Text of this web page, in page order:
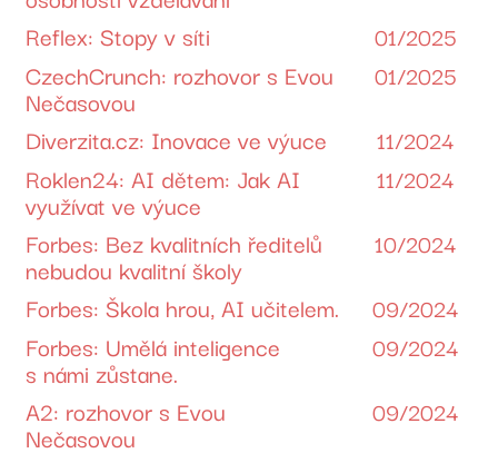
Reflex: Stopy v síti 01/2025
CzechCrunch: rozhovor s Evou
Nečasovou
01/2025
Diverzita.cz: Inovace ve výuce 11/2024
Roklen24: AI dětem: Jak AI
využívat ve výuce
11/2024
Forbes: Bez kvalitních ředitelů
nebudou kvalitní školy
10/2024
Forbes: Škola hrou, AI učitelem. 09/2024
Forbes: Umělá inteligence
s námi zůstane.
09/2024
A2: rozhovor s Evou
Nečasovou
09/2024